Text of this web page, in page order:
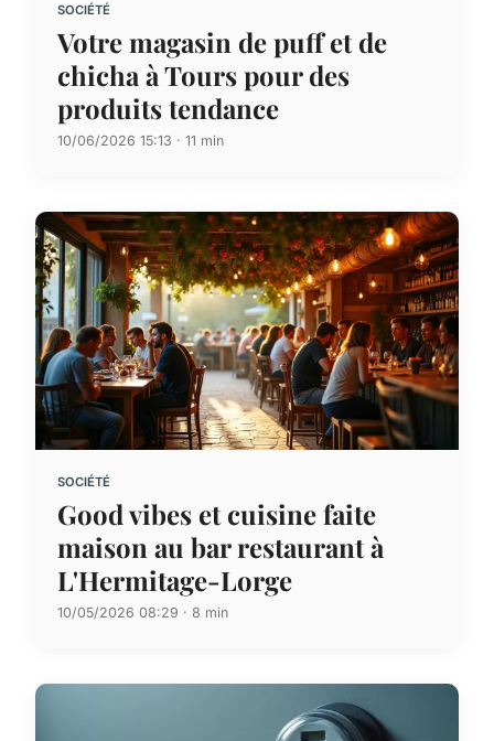
SOCIÉTÉ
Votre magasin de puff et de
chicha à Tours pour des
produits tendance
10/06/2026 15:13 · 11 min
SOCIÉTÉ
Good vibes et cuisine faite
maison au bar restaurant à
L'Hermitage-Lorge
10/05/2026 08:29 · 8 min